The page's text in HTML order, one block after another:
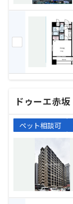
ドゥーエ赤坂
ペット相談可